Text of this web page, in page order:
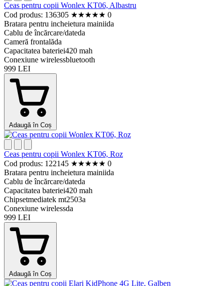
Ceas pentru copii Wonlex KT06, Albastru
Cod produs: 136305 ★★★★★ 0
Bratara pentru incheietura mainiida
Cablu de încărcare/dateda
Cameră frontalăda
Capacitatea bateriei420 mah
Conexiune wirelessbluetooth
999 LEI
Adaugă în Coș
Ceas pentru copii Wonlex KT06, Roz
Cod produs: 122145 ★★★★★ 0
Bratara pentru incheietura mainiida
Cablu de încărcare/dateda
Capacitatea bateriei420 mah
Chipsetmediatek mt2503a
Conexiune wirelessda
999 LEI
Adaugă în Coș